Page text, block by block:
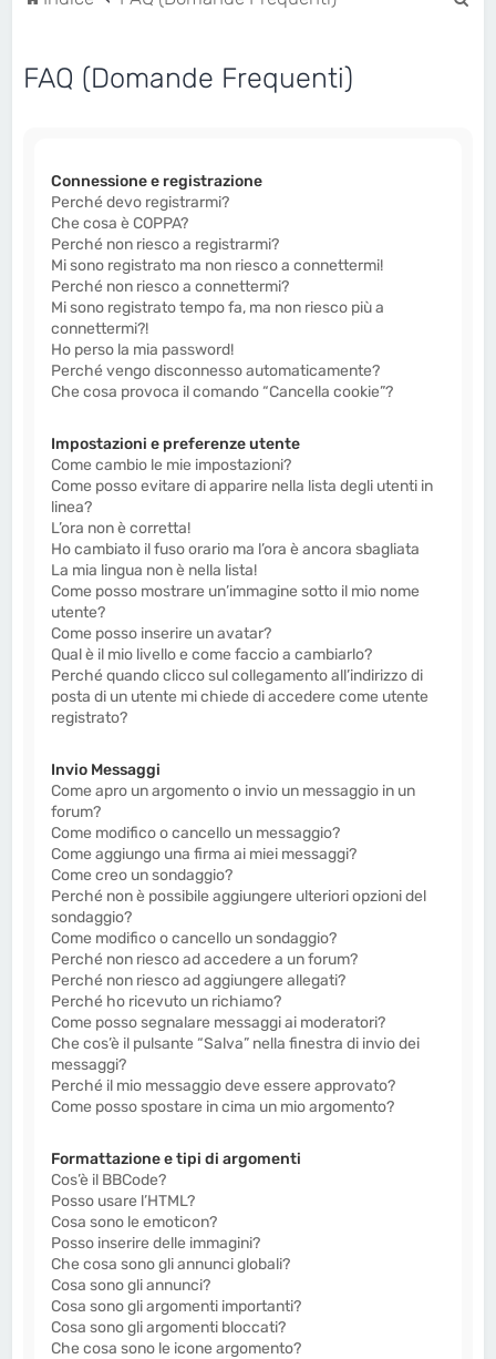
FAQ (Domande Frequenti)
Connessione e registrazione
Perché devo registrarmi?
Che cosa è COPPA?
Perché non riesco a registrarmi?
Mi sono registrato ma non riesco a connettermi!
Perché non riesco a connettermi?
Mi sono registrato tempo fa, ma non riesco più a
connettermi?!
Ho perso la mia password!
Perché vengo disconnesso automaticamente?
Che cosa provoca il comando “Cancella cookie”?
Impostazioni e preferenze utente
Come cambio le mie impostazioni?
Come posso evitare di apparire nella lista degli utenti in
linea?
L’ora non è corretta!
Ho cambiato il fuso orario ma l’ora è ancora sbagliata
La mia lingua non è nella lista!
Come posso mostrare un’immagine sotto il mio nome
utente?
Come posso inserire un avatar?
Qual è il mio livello e come faccio a cambiarlo?
Perché quando clicco sul collegamento all’indirizzo di
posta di un utente mi chiede di accedere come utente
registrato?
Invio Messaggi
Come apro un argomento o invio un messaggio in un
forum?
Come modifico o cancello un messaggio?
Come aggiungo una firma ai miei messaggi?
Come creo un sondaggio?
Perché non è possibile aggiungere ulteriori opzioni del
sondaggio?
Come modifico o cancello un sondaggio?
Perché non riesco ad accedere a un forum?
Perché non riesco ad aggiungere allegati?
Perché ho ricevuto un richiamo?
Come posso segnalare messaggi ai moderatori?
Che cos’è il pulsante “Salva” nella finestra di invio dei
messaggi?
Perché il mio messaggio deve essere approvato?
Come posso spostare in cima un mio argomento?
Formattazione e tipi di argomenti
Cos’è il BBCode?
Posso usare l’HTML?
Cosa sono le emoticon?
Posso inserire delle immagini?
Che cosa sono gli annunci globali?
Cosa sono gli annunci?
Cosa sono gli argomenti importanti?
Cosa sono gli argomenti bloccati?
Che cosa sono le icone argomento?